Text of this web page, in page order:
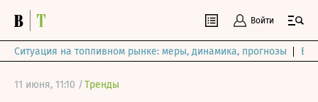
Войти
Ситуация на топливном рынке: меры, динамика, прогнозы
11 июня, 11:10 /Тренды